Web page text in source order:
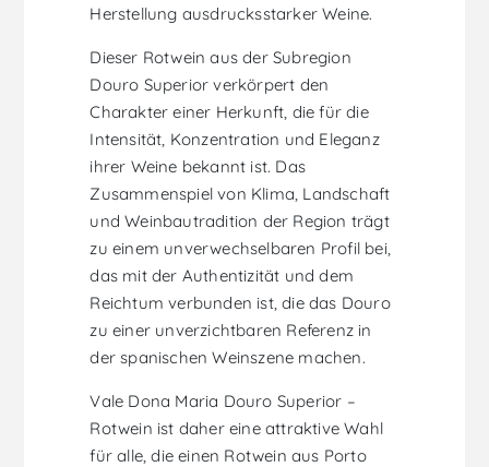
Herstellung ausdrucksstarker Weine.
Dieser Rotwein aus der Subregion
Douro Superior verkörpert den
Charakter einer Herkunft, die für die
Intensität, Konzentration und Eleganz
ihrer Weine bekannt ist. Das
Zusammenspiel von Klima, Landschaft
und Weinbautradition der Region trägt
zu einem unverwechselbaren Profil bei,
das mit der Authentizität und dem
Reichtum verbunden ist, die das Douro
zu einer unverzichtbaren Referenz in
der spanischen Weinszene machen.
Vale Dona Maria Douro Superior –
Rotwein ist daher eine attraktive Wahl
für alle, die einen Rotwein aus Porto